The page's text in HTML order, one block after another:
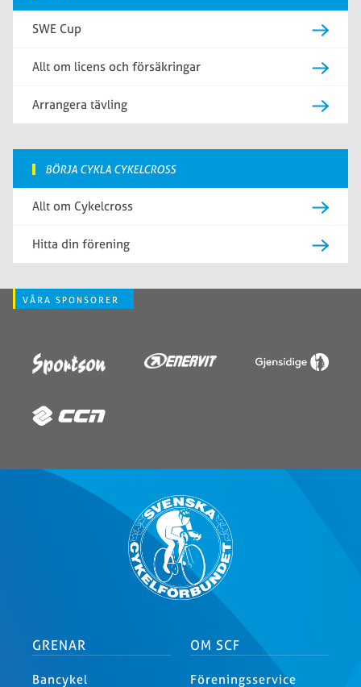
SWE Cup
Allt om licens och försäkringar
Arrangera tävling
BÖRJA CYKLA CYKELCROSS
Allt om Cykelcross
Hitta din förening
VÅRA SPONSORER
GRENAR
Bancykel
OM SCF
Föreningsservice